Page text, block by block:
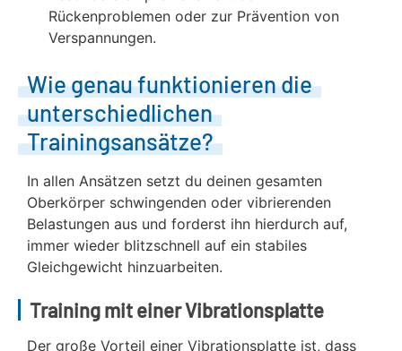
Rückenproblemen oder zur Prävention von
Verspannungen.
Wie genau funktionieren die
unterschiedlichen
Trainingsansätze?
In allen Ansätzen setzt du deinen gesamten
Oberkörper schwingenden oder vibrierenden
Belastungen aus und forderst ihn hierdurch auf,
immer wieder blitzschnell auf ein stabiles
Gleichgewicht hinzuarbeiten.
Training mit einer Vibrationsplatte
Der große Vorteil einer Vibrationsplatte ist, dass